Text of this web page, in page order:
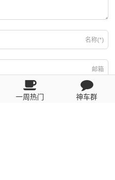
名称(*)
邮箱
一周热门 神车群